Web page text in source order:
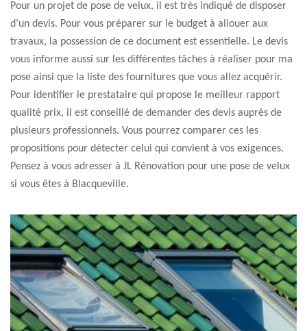
Pour un projet de pose de velux, il est très indiqué de disposer
d’un devis. Pour vous préparer sur le budget à allouer aux
travaux, la possession de ce document est essentielle. Le devis
vous informe aussi sur les différentes tâches à réaliser pour ma
pose ainsi que la liste des fournitures que vous allez acquérir.
Pour identifier le prestataire qui propose le meilleur rapport
qualité prix, il est conseillé de demander des devis auprès de
plusieurs professionnels. Vous pourrez comparer ces les
propositions pour détecter celui qui convient à vos exigences.
Pensez à vous adresser à JL Rénovation pour une pose de velux
si vous êtes à Blacqueville.